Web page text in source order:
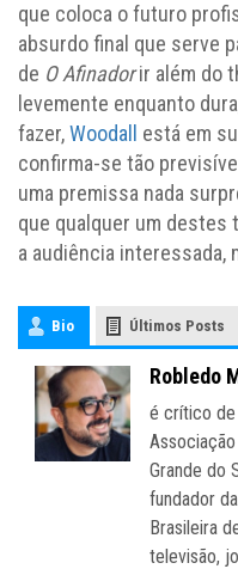
que coloca o futuro
absurdo final que serve
de O Afinadorir além do
levemente enquanto
fazer,Woodall
está em
confirma-se tão
uma premissa nada
que qualquer um destes
a audiência interessada,
Bio Últimos Posts
Robledo
é crítico de
Grande do
fundador
Brasileira
televisão,